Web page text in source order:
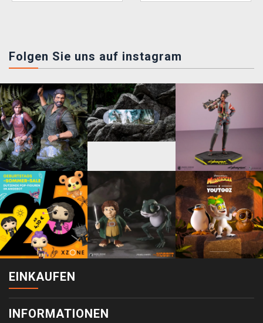
Folgen Sie uns auf instagram
EINKAUFEN
INFORMATIONEN